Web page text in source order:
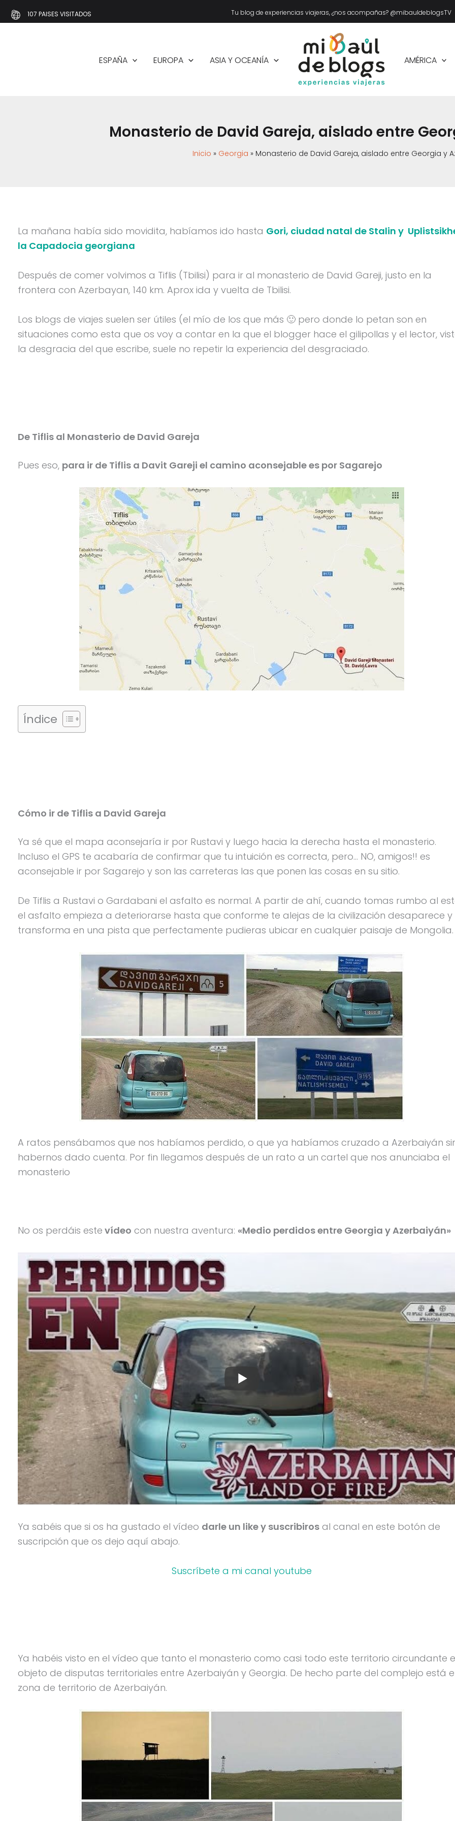
al
107 PAISES VISITADOS Tu blog de experiencias viajeras, ¿nos acompañas? @mibauldeblogsTV
ESPAÑA EUROPA ASIA Y OCEANÍA AMÉRICA
Monasterio de David Gareja, aislado entre
Inicio Georgia Monasterio de David Gareja, aislado entre Georgia y
La mañana había sido movidita, habíamos ido hasta Gori, ciudad natal de Stalin y
la Capadocia georgiana
Después de comer volvimos a Tiflis (Tbilisi) para ir al monasterio de David Gareji, justo en la
frontera con Azerbayan, 140 km. Aprox ida y vuelta de Tbilisi.
Los blogs de viajes suelen ser útiles (el mío de los que más 🙂 pero donde lo petan son en
situaciones como esta que os voy a contar en la que el blogger hace el gilipollas y el lector,
la desgracia del que escribe, suele no repetir la experiencia del desgraciado.
De Tiflis al Monasterio de David Gareja
Pues eso, para ir de Tiflis a Davit Gareji el camino aconsejable es por Sagarejo
Índice
Cómo ir de Tiflis a David Gareja
Ya sé que el mapa aconsejaría ir por Rustavi y luego hacia la derecha hasta el monasterio.
Incluso el GPS te acabaría de confirmar que tu intuición es correcta, pero… NO, amigos!! es
aconsejable ir por Sagarejo y son las carreteras las que ponen las cosas en su sitio.
De Tiflis a Rustavi o Gardabani el asfalto es normal. A partir de ahí, cuando tomas rumbo al
el asfalto empieza a deteriorarse hasta que conforme te alejas de la civilización desaparece y
transforma en una pista que perfectamente pudieras ubicar en cualquier paisaje de Mongolia.
A ratos pensábamos que nos habíamos perdido, o que ya habíamos cruzado a Azerbaiyán
habernos dado cuenta. Por fin llegamos después de un rato a un cartel que nos anunciaba el
monasterio
No os perdáis este vídeo con nuestra aventura: «Medio perdidos entre Georgia y Azerbaiyán»
Ya sabéis que si os ha gustado el vídeo darle un like y suscribiros al canal en este botón de
suscripción que os dejo aquí abajo.
Suscríbete a mi canal youtube
Ya habéis visto en el vídeo que tanto el monasterio como casi todo este territorio circundante
objeto de disputas territoriales entre Azerbaiyán y Georgia. De hecho parte del complejo está
zona de territorio de Azerbaiyán.